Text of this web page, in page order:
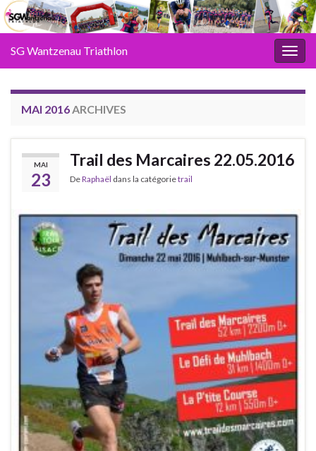
SG Wantzenau Triathlon
MAI 2016 ARCHIVES
MAI
23
Trail des Marcaires 22.05.2016
DeRaphaël dans la catégorietrail